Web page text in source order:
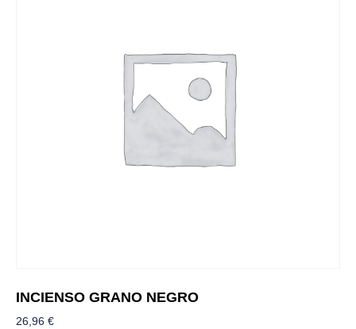
INCIENSO GRANO NEGRO
26,96 €